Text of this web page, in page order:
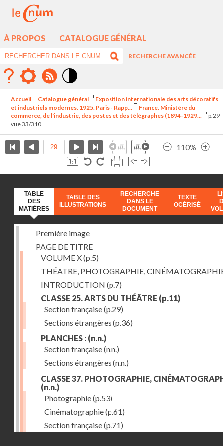
À PROPOS CATALOGUE GÉNÉRAL
RECHERCHE AVANCÉE
élévé
Accueil Catalogue général
Exposition internationale des arts décoratifs
et industriels modernes. 1925. Paris - Rapp...
France. Ministère du
commerce, de l'industrie, des postes et des télégraphes (1894-1929...
p.29 -
vue 33/310
110%
TABLE
DES
MATIÈRES
TABLE DES
ILLUSTRATIONS
RECHERCHE
DANS LE
DOCUMENT
TEXTE
OCÉRISÉ
Première image
PAGE DE TITRE
VOLUME X(p.5)
THÉATRE, PHOTOGRAPHIE,
INTRODUCTION (p.7)
CLASSE 25. ARTS DU THÉÂTRE (p.11)
Section française(p.29)
Sections étrangères (p.36)
PLANCHES : (n.n.)
Section française(n.n.)
Sections étrangères (n.n.)
CLASSE 37. PHOTOGRAPHIE,
(n.n.)
Photographie(p.53)
Cinématographie(p.61)
Section française(p.71)